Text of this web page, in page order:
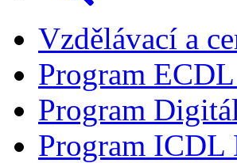
Vzdělávací a
Program
Program
Program